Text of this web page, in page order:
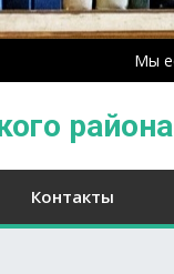
района
Контакты